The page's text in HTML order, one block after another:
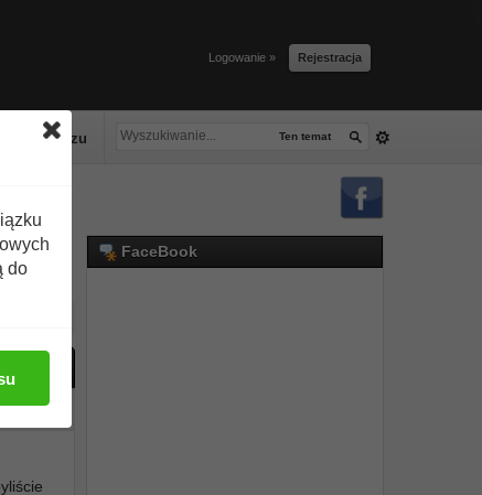
Logowanie » Rejestracja
Ten temat
tłuszczu
#1
FaceBook
do